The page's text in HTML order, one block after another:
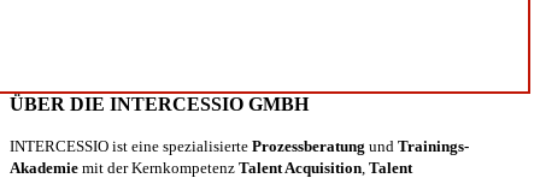
ÜBER DIE INTERCESSIO GMBH
INTERCESSIO ist eine spezialisierte Prozessberatung und Trainings-
Akademie mit der Kernkompetenz Talent Acquisition Talent